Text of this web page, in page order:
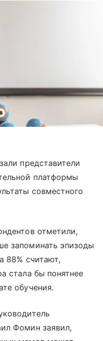
представители
платформы
совместного
отметили,
запоминать эпизоды
88% считают,
стала бы понятнее
обучения.
Фомин заявил,